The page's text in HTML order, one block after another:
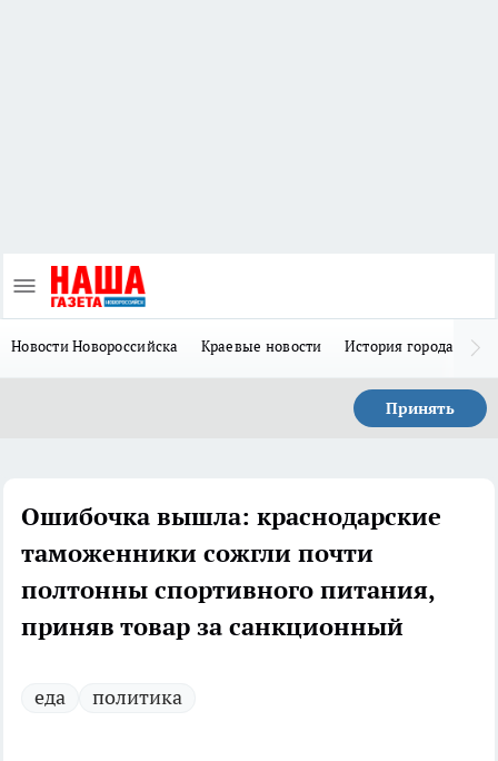
Новости Новороссийска Краевые новости История города Н
Принять
Ошибочка вышла: краснодарские
таможенники сожгли почти
полтонны спортивного питания,
приняв товар за санкционный
еда политика